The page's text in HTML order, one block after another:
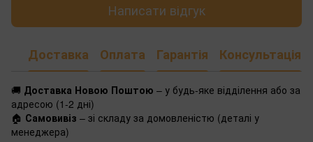
Написати відгук
Доставка Оплата Гарантія Консультація
🚚 Доставка Новою Поштою – у будь-яке відділення або за
адресою (1-2 дні)
🏠 Самовивіз – зі складу за домовленістю (деталі у
менеджера)